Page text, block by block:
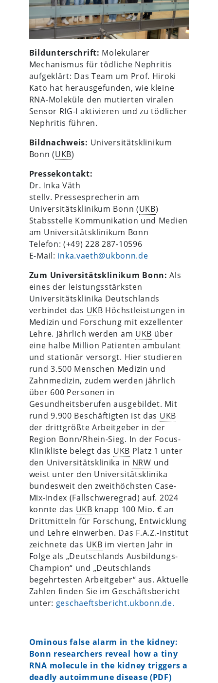
Bildunterschrift: Molekularer
Mechanismus für tödliche Nephritis
aufgeklärt: Das Team um Prof. Hiroki
Kato hat herausgefunden, wie kleine
RNA-Moleküle den mutierten viralen
Sensor RIG-I aktivieren und zu tödlicher
Nephritis führen.
Bildnachweis: Universitätsklinikum
Bonn (UKB)
Pressekontakt:
Dr. Inka Väth
stellv. Pressesprecherin am
Universitätsklinikum Bonn (UKB)
Stabsstelle Kommunikation und Medien
am Universitätsklinikum Bonn
Telefon: (+49) 228 287-10596
E-Mail: inka.vaeth@ukbonn.de
Zum Universitätsklinikum Bonn: Als
eines der leistungsstärksten
Universitätsklinika Deutschlands
verbindet das UKB Höchstleistungen in
Medizin und Forschung mit exzellenter
Lehre. Jährlich werden am UKB über
eine halbe Million Patienten ambulant
und stationär versorgt. Hier studieren
rund 3.500 Menschen Medizin und
Zahnmedizin, zudem werden jährlich
über 600 Personen in
Gesundheitsberufen ausgebildet. Mit
rund 9.900 Beschäftigten ist das UKB
der drittgrößte Arbeitgeber in der
Region Bonn/Rhein-Sieg. In der Focus-
Klinikliste belegt das UKB Platz 1 unter
den Universitätsklinika in NRW und
weist unter den Universitätsklinika
bundesweit den zweithöchsten Case-
Mix-Index (Fallschweregrad) auf. 2024
konnte das UKB knapp 100 Mio. € an
Drittmitteln für Forschung, Entwicklung
und Lehre einwerben. Das F.A.Z.-Institut
zeichnete das UKB im vierten Jahr in
Folge als „Deutschlands Ausbildungs-
Champion“ und „Deutschlands
begehrtesten Arbeitgeber“ aus. Aktuelle
Zahlen finden Sie im Geschäftsbericht
unter: geschaeftsbericht.ukbonn.de.
Ominous false alarm in the kidney:
Bonn researchers reveal how a tiny
RNA molecule in the kidney triggers a
deadly autoimmune disease (PDF)